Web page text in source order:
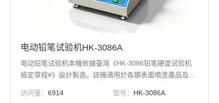
电动铅笔试验机HK-3086A
电动铅笔试验机本機依據臺灣《HK-3086铅笔硬度试验机
檢定章程#》設計製造。該機適用於各類表面噴塗產品及印
面硬度。具有荷重：300g ~ 1kg可調，同時可依一定速度
访问量：6914 型号： HK-3086A